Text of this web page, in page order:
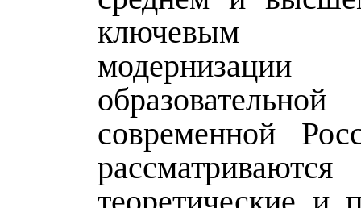
ключевым
современной
рассматриваются